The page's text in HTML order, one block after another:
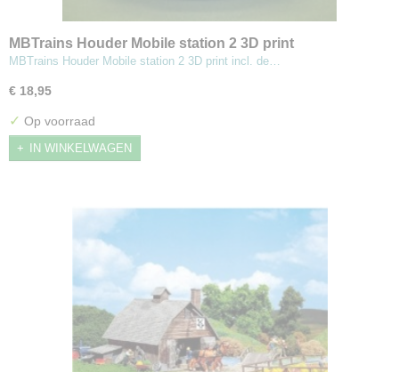
MBTrains Houder Mobile station 2 3D print
MBTrains Houder Mobile station 2 3D print incl. de…
€ 18,95
✓ Op voorraad
IN WINKELWAGEN